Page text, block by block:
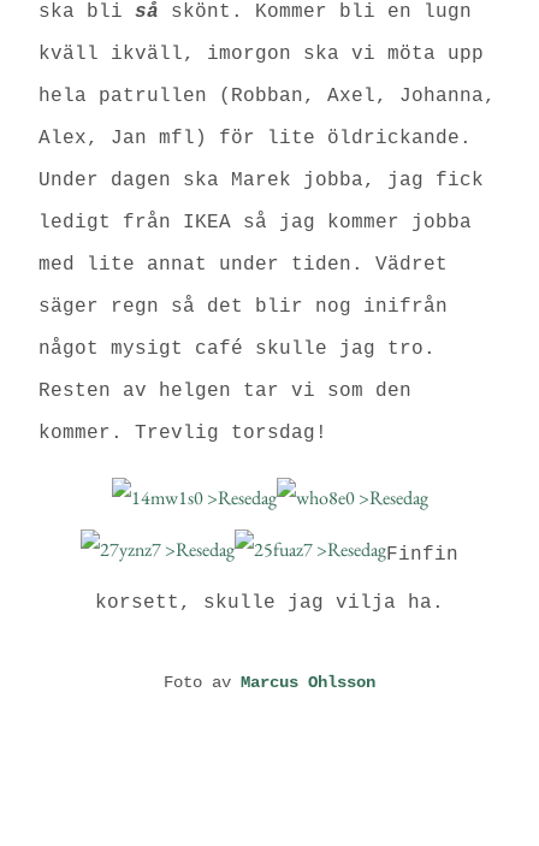
ska bliså skönt. Kommer bli en lugn
kväll ikväll, imorgon ska vi möta upp
hela patrullen (Robban, Axel, Johanna,
Alex, Jan mfl) för lite öldrickande.
Under dagen ska Marek jobba, jag fick
ledigt från IKEA så jag kommer jobba
med lite annat under tiden. Vädret
säger regn så det blir nog inifrån
något mysigt café skulle jag tro.
Resten av helgen tar vi som den
kommer.Trevlig torsdag!
Finfin
korsett, skulle jag vilja ha.
Foto av Marcus Ohlsson